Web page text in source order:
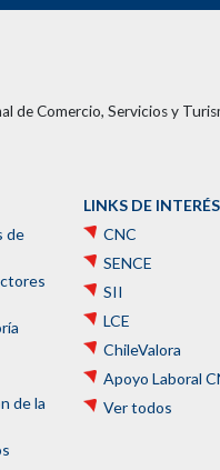
de Comercio, Servicios y
de
de la
LINKS DE INTERÉS
CNC
SENCE
SII
LCE
ChileValora
Apoyo Laboral
Ver todos